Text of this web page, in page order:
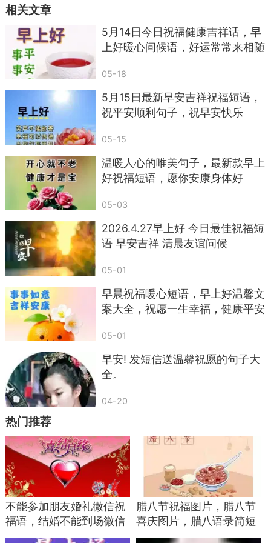
第七条：给老同学发一张旧合照加早安，沉睡
的群瞬间复活。
回忆杀比红包杀伤力大，尤其配上一句那时真
瘦。
第八条：如果昨晚吵了架，早上发句早安等于
递梯子。
对方顺着台阶就下，省下一整天冷战。
相关文章
5月14日今日祝福健康吉祥话，早
上好暖心问候语，好运常常来相随
05-18
5月15日最新早安吉祥祝福短语，
祝平安顺利句子，祝早安快乐
05-15
温暖人心的唯美句子，最新款早上
好祝福短语，愿你安康身体好
05-03
2026.4.27早上好 今日最佳祝福短
语 早安吉祥 清晨友谊问候
05-01
早晨祝福暖心短语，早上好温馨文
案大全，祝愿一生幸福，健康平安
05-01
早安! 发短信送温馨祝愿的句子大
全。
04-20
热门推荐
不能参加朋友婚礼微信祝
福语，结婚不能到场微信
红包祝福语，疫情不能到
腊八节祝福图片，腊八节
喜庆图片，腊八语录简短
配图，腊八粥图片 ...